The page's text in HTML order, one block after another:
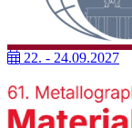
22. - 24.09.2027